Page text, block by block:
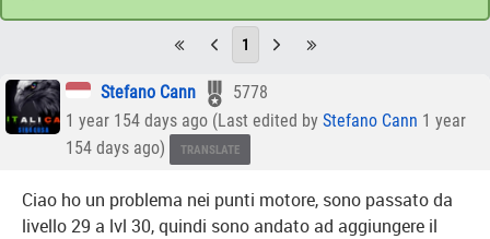
1
Stefano Cann
5778
1 year 154 days ago (Last edited by Stefano Cann 1 year
154 days ago)
TRANSLATE
Ciao ho un problema nei punti motore, sono passato da
livello 29 a lvl 30, quindi sono andato ad aggiungere il